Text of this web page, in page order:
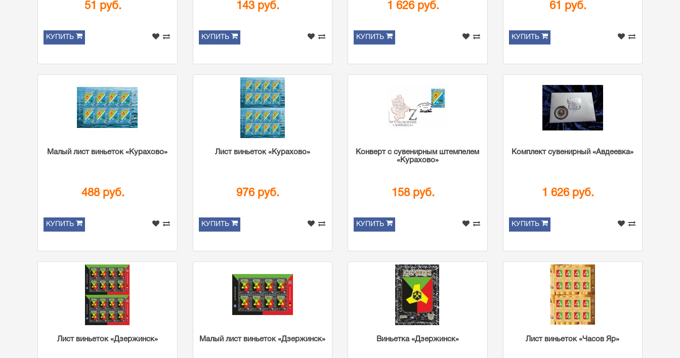
51 руб.
КУПИТЬ
143 руб.
КУПИТЬ
1 626 руб.
КУПИТЬ
61 руб.
КУПИТЬ
Малый лист виньеток «Курахово»
488 руб.
КУПИТЬ
Лист виньеток «Курахово»
976 руб.
КУПИТЬ
Конверт с сувенирным штемпелем
«Курахово»
158 руб.
КУПИТЬ
Комплект сувенирный «Авдеевка»
1 626 руб.
КУПИТЬ
Лист виньеток «Дзержинск» Малый лист виньеток «Дзержинск» Виньетка «Дзержинск» Лист виньеток «Часов Яр»